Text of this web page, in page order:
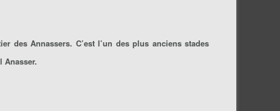
des Annassers. C’est l’un des plus anciens stades
Anasser.